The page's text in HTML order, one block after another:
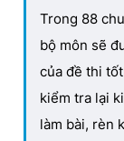
Trong 88
bộ môn sẽ
của đề thi
kiểm tra lại
làm bài, rèn